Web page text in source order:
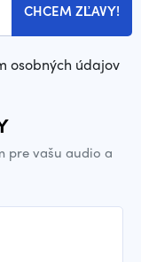
CHCEM ZĽAVY!
osobných údajov
pre vašu audio a